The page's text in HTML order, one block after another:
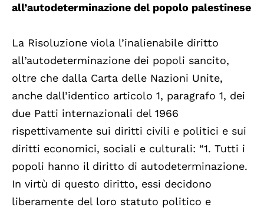
all’autodeterminazione del popolo palestinese
La Risoluzione viola l’inalienabile diritto
all’autodeterminazione dei popoli sancito,
oltre che dalla Carta delle Nazioni Unite,
anche dall’identico articolo 1, paragrafo 1, dei
due Patti internazionali del 1966
rispettivamente sui diritti civili e politici e sui
diritti economici, sociali e culturali: “1. Tutti i
popoli hanno il diritto di autodeterminazione.
In virtù di questo diritto, essi decidono
liberamente del loro statuto politico e